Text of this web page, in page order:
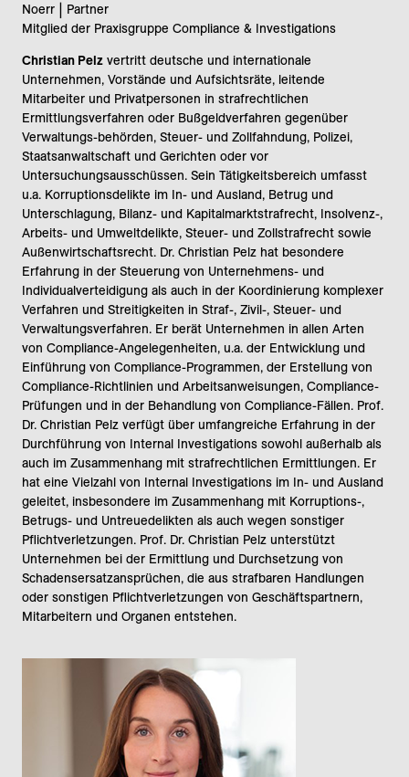
Noerr | Partner
Mitglied der Praxisgruppe Compliance & Investigations
Christian Pelz vertritt deutsche und internationale
Unternehmen, Vorstände und Aufsichtsräte, leitende
Mitarbeiter und Privatpersonen in strafrechtlichen
Ermittlungsverfahren oder Bußgeldverfahren gegenüber
Verwaltungs-behörden, Steuer- und Zollfahndung, Polizei,
Staatsanwaltschaft und Gerichten oder vor
Untersuchungsausschüssen. Sein Tätigkeitsbereich umfasst
u.a. Korruptionsdelikte im In- und Ausland, Betrug und
Unterschlagung, Bilanz- und Kapitalmarktstrafrecht, Insolvenz-,
Arbeits- und Umweltdelikte, Steuer- und Zollstrafrecht sowie
Außenwirtschaftsrecht. Dr. Christian Pelz hat besondere
Erfahrung in der Steuerung von Unternehmens- und
Individualverteidigung als auch in der Koordinierung komplexer
Verfahren und Streitigkeiten in Straf-, Zivil-, Steuer- und
Verwaltungsverfahren. Er berät Unternehmen in allen Arten
von Compliance-Angelegenheiten, u.a. der Entwicklung und
Einführung von Compliance-Programmen, der Erstellung von
Compliance-Richtlinien und Arbeitsanweisungen, Compliance-
Prüfungen und in der Behandlung von Compliance-Fällen. Prof.
Dr. Christian Pelz verfügt über umfangreiche Erfahrung in der
Durchführung von Internal Investigations sowohl außerhalb als
auch im Zusammenhang mit strafrechtlichen Ermittlungen. Er
hat eine Vielzahl von Internal Investigations im In- und Ausland
geleitet, insbesondere im Zusammenhang mit Korruptions-,
Betrugs- und Untreuedelikten als auch wegen sonstiger
Pflichtverletzungen. Prof. Dr. Christian Pelz unterstützt
Unternehmen bei der Ermittlung und Durchsetzung von
Schadensersatzansprüchen, die aus strafbaren Handlungen
oder sonstigen Pflichtverletzungen von Geschäftspartnern,
Mitarbeitern und Organen entstehen.